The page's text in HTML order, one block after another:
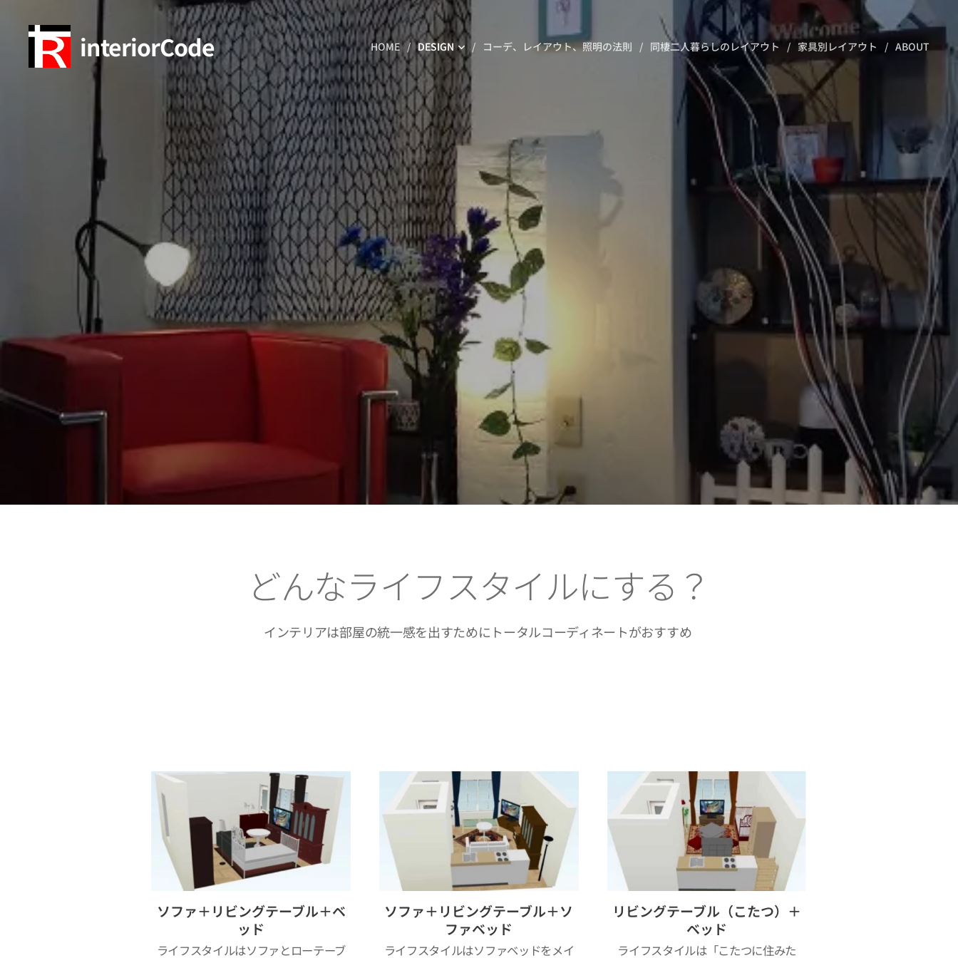
interiorCode HOME DESIGN コーデ、レイアウト、照明の法則 同棲二人暮らしのレイアウト 家具別レイアウト ABOUT
どんなライフスタイルにする？
インテリアは部屋の統一感を出すためにトータルコーディネートがおすすめ
ソファ＋リビングテーブル＋ベ
ッド
ライフスタイルはソファとローテーブ
ソファ＋リビングテーブル＋ソ
ファベッド
ライフスタイルはソファベッドをメイ
リビングテーブル（こたつ）＋
ベッド
ライフスタイルは「こたつに住みた